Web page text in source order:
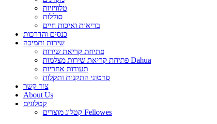
טלוויזיות
סוללות
בריאות ואיכות חיים
כנסים והדרכות
שירות ותמיכה
פתיחת קריאת שירות
פתיחת קריאת שירות מצלמות Dahua
תעודות אחריות
סרטוני התקנות ותקלות
צור קשר
About Us
קטלוגים
קטלוג מוצרים Fellowes